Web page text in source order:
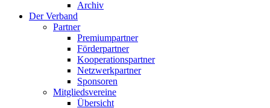
Archiv
Der Verband
Partner
Premiumpartner
Förderpartner
Kooperationspartner
Netzwerkpartner
Sponsoren
Mitgliedsvereine
Übersicht